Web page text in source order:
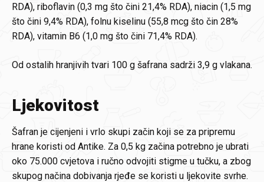
RDA), riboflavin (0,3 mg što čini 21,4% RDA), niacin (1,5 mg
što čini 9,4% RDA), folnu kiselinu (55,8 mcg što čin 28%
RDA), vitamin B6 (1,0 mg što čini 71,4% RDA).
Od ostalih hranjivih tvari 100 g šafrana sadrži 3,9 g vlakana.
Ljekovitost
Šafran je cijenjeni i vrlo skupi začin koji se za pripremu
hrane koristi od Antike. Za 0,5 kg začina potrebno je ubrati
oko 75.000 cvjetova i ručno odvojiti stigme u tučku, a zbog
skupog načina dobivanja rjeđe se koristi u ljekovite svrhe.